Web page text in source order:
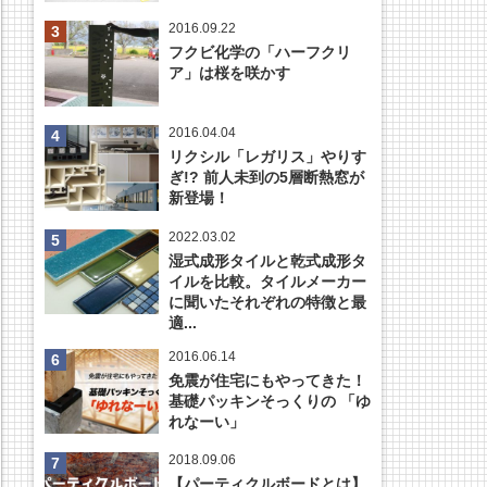
2016.09.22
フクビ化学の「ハーフクリ
ア」は桜を咲かす
2016.04.04
リクシル「レガリス」やりす
ぎ!? 前人未到の5層断熱窓が
新登場！
2022.03.02
湿式成形タイルと乾式成形タ
イルを比較。タイルメーカー
に聞いたそれぞれの特徴と最
適...
2016.06.14
免震が住宅にもやってきた！
基礎パッキンそっくりの 「ゆ
れなーい」
2018.09.06